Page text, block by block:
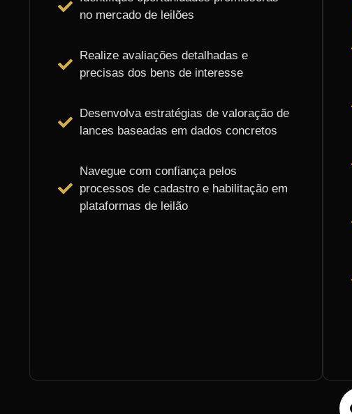
no mercado de leilões
Realize avaliações detalhadas e
precisas dos bens de interesse
Desenvolva estratégias de valoração de
lances baseadas em dados concretos
Navegue com confiança pelos
processos de cadastro e habilitação em
plataformas de leilão